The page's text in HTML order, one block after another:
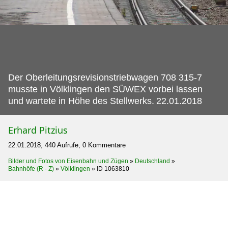
Der Oberleitungsrevisionstriebwagen 708 315-7
musste in Völklingen den SÜWEX vorbei lassen
und wartete in Höhe des Stellwerks. 22.01.2018
Erhard Pitzius
22.01.2018, 440 Aufrufe, 0 Kommentare
Bilder und Fotos von Eisenbahn und Zügen » Deutschland »
Bahnhöfe (R - Z) » Völklingen » ID 1063810